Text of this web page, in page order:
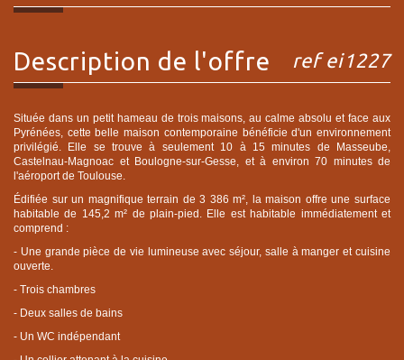
description de l'offre ref ei1227
Située dans un petit hameau de trois maisons, au calme absolu et face aux
Pyrénées, cette belle maison contemporaine bénéficie d'un environnement
privilégié. Elle se trouve à seulement 10 à 15 minutes de Masseube,
Castelnau-Magnoac et Boulogne-sur-Gesse, et à environ 70 minutes de
l'aéroport de Toulouse.
Édifiée sur un magnifique terrain de 3 386 m², la maison offre une surface
habitable de 145,2 m² de plain-pied. Elle est habitable immédiatement et
comprend :
- Une grande pièce de vie lumineuse avec séjour, salle à manger et cuisine
ouverte.
- Trois chambres
- Deux salles de bains
- Un WC indépendant